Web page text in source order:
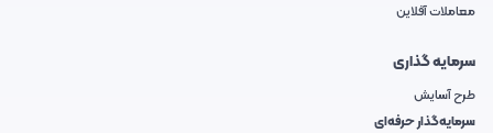
معاملات آفلاین
سرمایه گذاری
طرح آسایش
سرمایه‌گذار حرفه‌ای